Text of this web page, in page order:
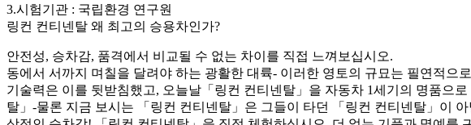
3.시험기관 : 국립환경 연구원
링컨 컨티넨탈 왜 최고의 승용차인가?
안전성, 승차감, 품격에서 비교될 수 없는 차이를 직접 느껴보십시오.
동에서 서까지 며칠을 달려야 하는 광활한 대륙- 이러한 영토의 규묘는 필연적
기술력은 이를 뒷받침했고, 오늘날「링컨 컨티넨탈」을 자동차 1세기의 명품으
탈」-물론 지금 보시는 「링컨 컨티넨탈」은 그들이 타던 「링컨 컨티넨탈」이